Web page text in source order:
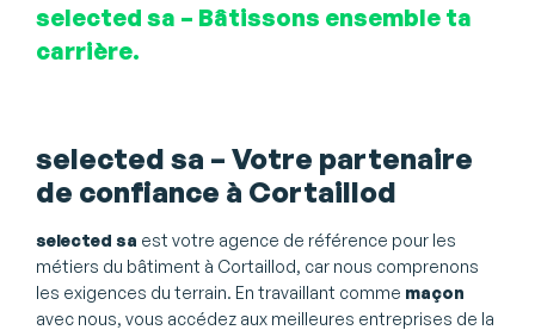
selected sa – Bâtissons ensemble ta
carrière.
selected sa – Votre partenaire
de confiance à Cortaillod
selected sa est votre agence de référence pour les
métiers du bâtiment à Cortaillod, car nous comprenons
les exigences du terrain. En travaillant comme maçon
avec nous, vous accédez aux meilleures entreprises de la